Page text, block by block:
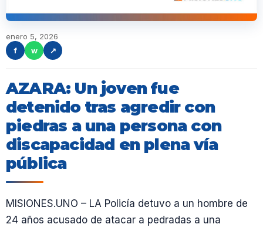
enero 5, 2026
f
w ↗
AZARA: Un joven fue
detenido tras agredir con
piedras a una persona con
discapacidad en plena vía
pública
MISIONES.UNO – LA Policía detuvo a un hombre de
24 años acusado de atacar a pedradas a una